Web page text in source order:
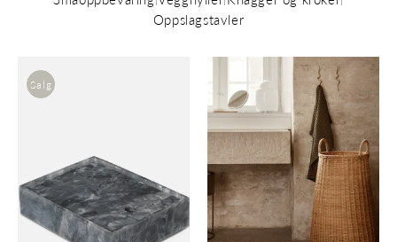
Oppslagstavler
Salg
Kurv
Braided
Laundry
Basket